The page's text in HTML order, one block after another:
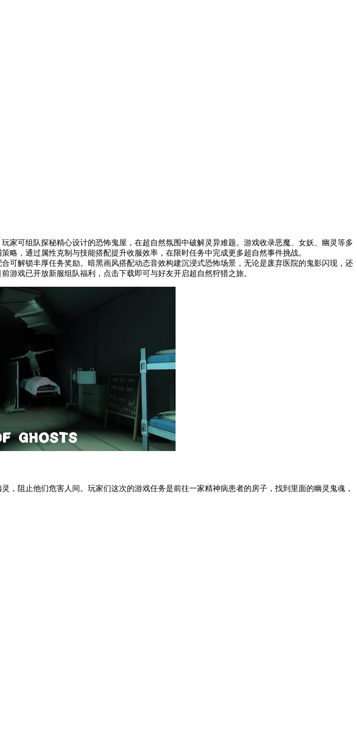
可组队探秘精心设计的恐怖鬼屋，在超自然氛围中破解灵异难题。游戏收录恶魔、女妖、幽灵等多
，通过属性克制与技能搭配提升收服效率，在限时任务中完成更多超自然事件挑战。
解锁丰厚任务奖励。暗黑画风搭配动态音效构建沉浸式恐怖场景，无论是废弃医院的鬼影闪现，还
游戏已开放新服组队福利，点击下载即可与好友开启超自然狩猎之旅。
，阻止他们危害人间。玩家们这次的游戏任务是前往一家精神病患者的房子，找到里面的幽灵鬼魂，